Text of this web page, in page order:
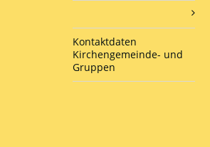
Kontaktdaten
Kirchengemeinde- und
Gruppen